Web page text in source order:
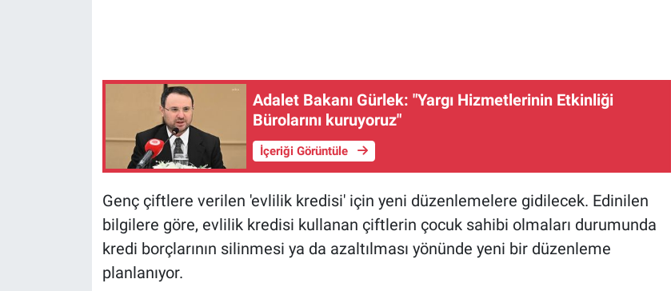
Adalet Bakanı Gürlek: "Yargı Hizmetlerinin Etkinliği
Bürolarını kuruyoruz"
İçeriği Görüntüle
Genç çiftlere verilen 'evlilik kredisi' için yeni düzenlemelere gidilecek. Edinilen
bilgilere göre, evlilik kredisi kullanan çiftlerin çocuk sahibi olmaları durumunda
kredi borçlarının silinmesi ya da azaltılması yönünde yeni bir düzenleme
planlanıyor.
Günün görüntüsü
Koronavirüs
Kültür Sanat